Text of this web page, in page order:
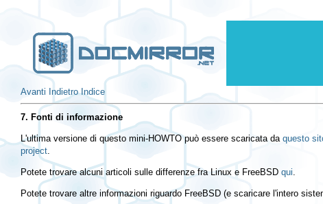
Avanti Indietro Indice
7. Fonti di informazione
L'ultima versione di questo mini-HOWTO può essere scaricata da questo
project.
Potete trovare alcuni articoli sulle differenze fra Linux e FreeBSD qui.
Potete trovare altre informazioni riguardo FreeBSD (e scaricare l'intero